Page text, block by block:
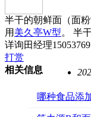
半干的朝鲜面（面
用 美久亭W型。 半
详询田经理
打赏
相关信息
哪种食品添